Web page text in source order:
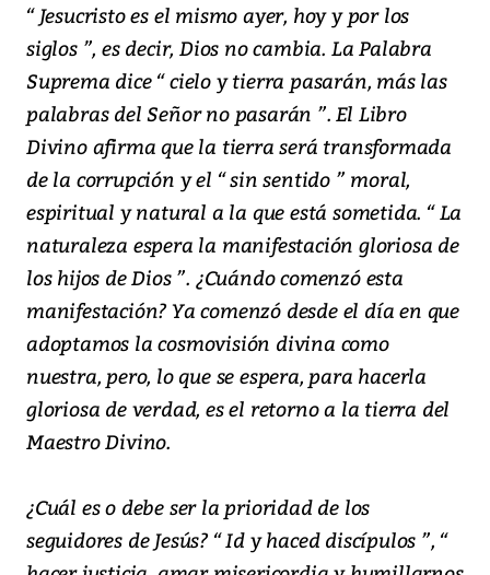
“ Jesucristo es el mismo ayer, hoy y por los
siglos ”, es decir, Dios no cambia. La Palabra
Suprema dice “ cielo y tierra pasarán, más las
palabras del Señor no pasarán ”. El Libro
Divino afirma que la tierra será transformada
de la corrupción y el “ sin sentido ” moral,
espiritual y natural a la que está sometida. “ La
naturaleza espera la manifestación gloriosa de
los hijos de Dios ”. ¿Cuándo comenzó esta
manifestación? Ya comenzó desde el día en que
adoptamos la cosmovisión divina como
nuestra, pero, lo que se espera, para hacerla
gloriosa de verdad, es el retorno a la tierra del
Maestro Divino.
¿Cuál es o debe ser la prioridad de los
seguidores de Jesús? “ Id y haced discípulos ”, “